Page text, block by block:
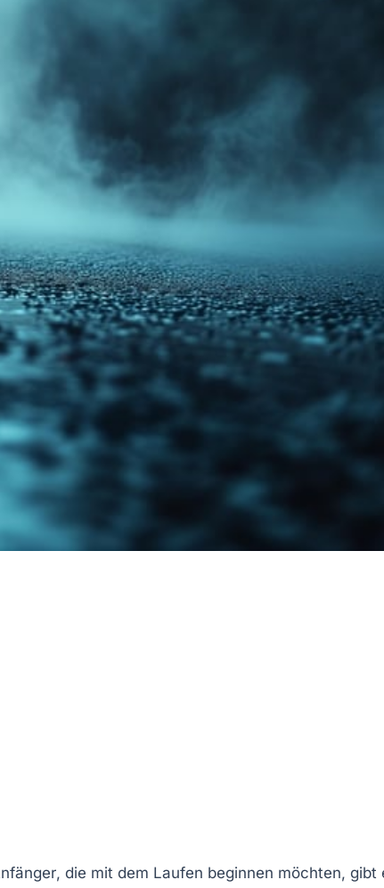
, die mit dem Laufen beginnen möchten, gibt